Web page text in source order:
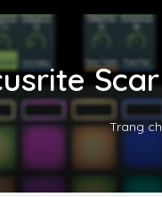
Trang